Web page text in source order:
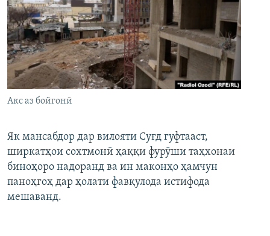
Акс аз бойгонӣ
Як мансабдор дар вилояти Суғд гуфтааст,
ширкатҳои сохтмонӣ ҳаққи фурӯши таҳхонаи
биноҳоро надоранд ва ин маконҳо ҳамчун
паноҳгоҳ дар ҳолати фавқулода истифода
мешаванд.